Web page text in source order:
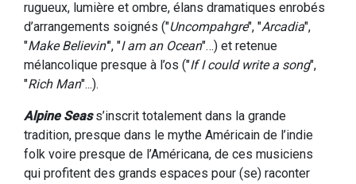
rugueux, lumière et ombre, élans dramatiques enrobés
d’arrangements soignés ("Uncompahgre", "Arcadia",
"Make Believin'", "I am an Ocean"…) et retenue
mélancolique presque à l’os ("If I could write a song",
"Rich Man"...).
Alpine Seass’inscrit totalement dans la grande
tradition, presque dans le mythe Américain de l’indie
folk voire presque de l’Américana, de ces musiciens
qui profitent des grands espaces pour (se) raconter